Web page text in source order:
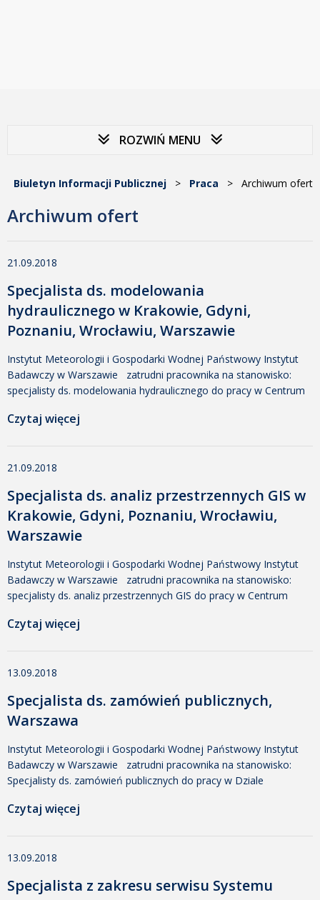
ROZWIŃ MENU
Biuletyn Informacji Publicznej > Praca > Archiwum ofert
Archiwum ofert
21.09.2018
Specjalista ds. modelowania
hydraulicznego w Krakowie, Gdyni,
Poznaniu, Wrocławiu, Warszawie
Instytut Meteorologii i Gospodarki Wodnej Państwowy Instytut
Badawczy w Warszawie zatrudni pracownika na stanowisko:
specjalisty ds. modelowania hydraulicznego do pracy w Centrum
Poznań, Wrocław, Warszawa Wymagania: wykształcenie wyższe
hydrologii; znajomość narzędzi pakietu Microsoft Office;
Czytaj więcej
21.09.2018
Specjalista ds. analiz przestrzennych GIS w
Krakowie, Gdyni, Poznaniu, Wrocławiu,
Warszawie
Instytut Meteorologii i Gospodarki Wodnej Państwowy Instytut
Badawczy w Warszawie zatrudni pracownika na stanowisko:
specjalisty ds. analiz przestrzennych GIS do pracy w Centrum
Poznań, Wrocław, Warszawa Wymagania: wykształcenie wyższe
pokrewne; praktyczna znajomość aplikacji GIS (ArcGIS, QGIS i
Czytaj więcej
13.09.2018
Specjalista ds. zamówień publicznych,
Warszawa
Instytut Meteorologii i Gospodarki Wodnej Państwowy Instytut
Badawczy w Warszawie zatrudni pracownika na stanowisko:
Specjalisty ds. zamówień publicznych do pracy w Dziale
Miejsce pracy: Warszawa, ul. Podleśna 61 Wymagania:
publicznych); Minimum 5-letnie doświadczenie na podobnym
Czytaj więcej
13.09.2018
Specjalista z zakresu serwisu Systemu